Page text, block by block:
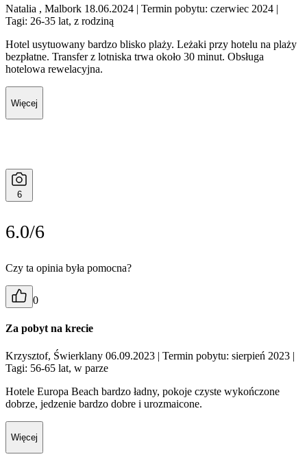
Natalia , Malbork 18.06.2024 | Termin pobytu: czerwiec 2024 |
Tagi: 26-35 lat, z rodziną
Hotel usytuowany bardzo blisko plaży. Leżaki przy hotelu na plaży
bezpłatne. Transfer z lotniska trwa około 30 minut. Obsługa
hotelowa rewelacyjna.
Więcej
6
6.0/6
Czy ta opinia była pomocna?
0
Za pobyt na krecie
Krzysztof, Świerklany 06.09.2023 | Termin pobytu: sierpień 2023 |
Tagi: 56-65 lat, w parze
Hotele Europa Beach bardzo ładny, pokoje czyste wykończone
dobrze, jedzenie bardzo dobre i urozmaicone.
Więcej